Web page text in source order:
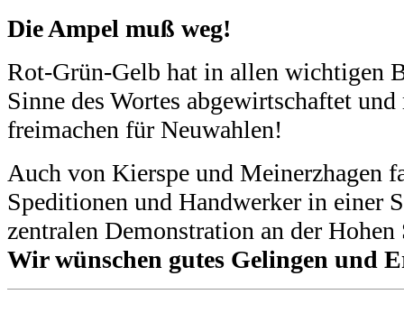
Die Ampel muß weg!
Rot-Grün-Gelb hat in allen wichtigen
Sinne des Wortes abgewirtschaftet
freimachen für Neuwahlen!
Auch von Kierspe und Meinerzhagen
Speditionen und Handwerker in einer
zentralen Demonstration an der
Wir wünschen gutes Gelingen und